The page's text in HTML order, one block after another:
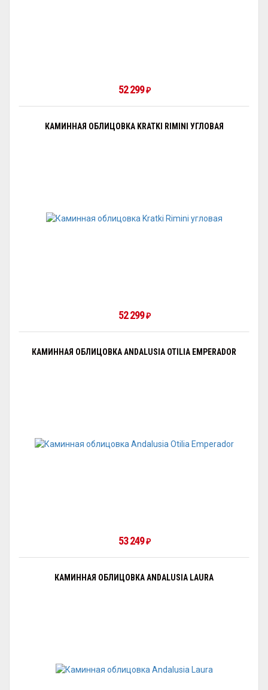
52 299₽
КАМИННАЯ ОБЛИЦОВКА KRATKI RIMINI УГЛОВАЯ
52 299₽
КАМИННАЯ ОБЛИЦОВКА ANDALUSIA OTILIA EMPERADOR
53 249₽
КАМИННАЯ ОБЛИЦОВКА ANDALUSIA LAURA